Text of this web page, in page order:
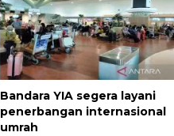
Bandara YIA segera layani
penerbangan internasional
umrah